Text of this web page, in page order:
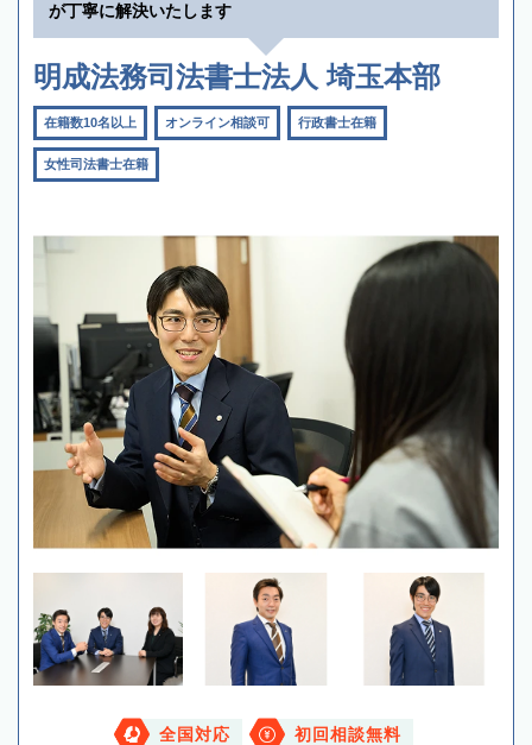
が丁寧に解決いたします
明成法務司法書士法人 埼玉本部
在籍数10名以上 オンライン相談可 行政書士在籍
女性司法書士在籍
全国対応 初回相談無料